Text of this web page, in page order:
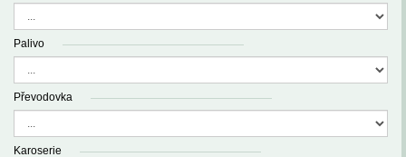
Palivo
Převodovka
Karoserie